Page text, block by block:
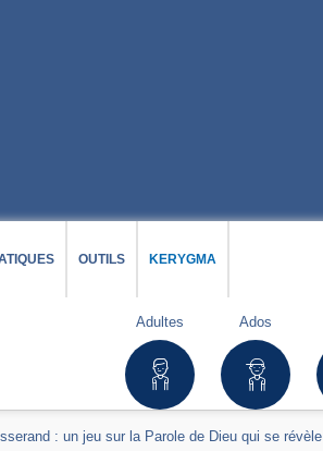
OUTILS KERYGMA
Adultes Ados
: un jeu sur la Parole de Dieu qui se révèle